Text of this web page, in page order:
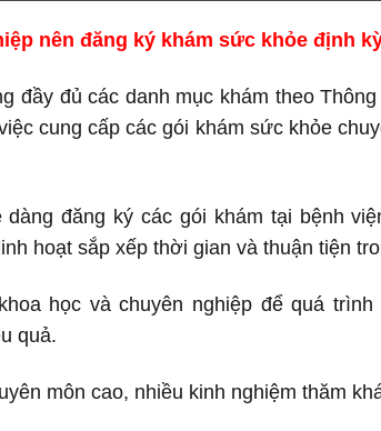
nên đăng ký khám sức khỏe định
đầy đủ các danh mục khám theo
cung cấp các gói khám sức khỏe
dàng đăng ký các gói khám tại bệnh
hoạt sắp xếp thời gian và thuận tiện
học và chuyên nghiệp để quá
quả.
môn cao, nhiều kinh nghiệm thăm